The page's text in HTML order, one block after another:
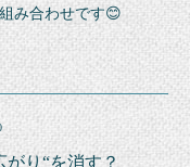
み合わせです😊
り“を消す？